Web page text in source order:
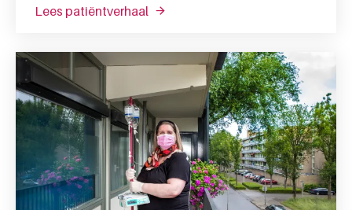
lees patiëntverhaal over “dankzij donors kan ik er weer